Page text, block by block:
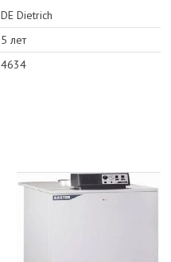
DE Dietrich
5 лет
4634